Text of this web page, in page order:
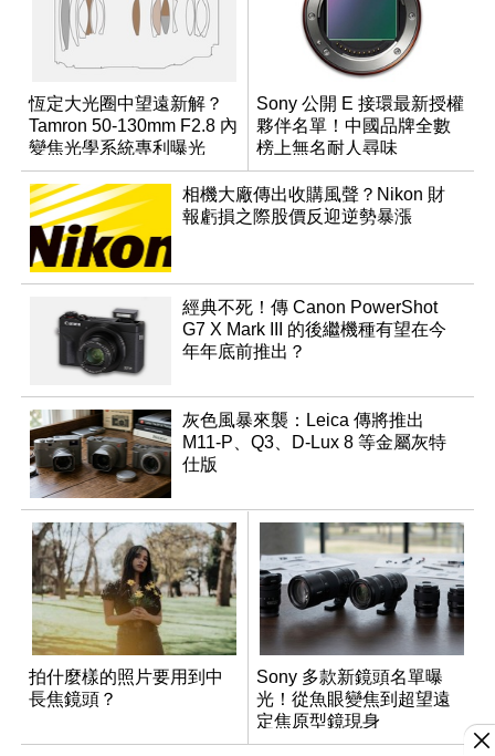
恆定大光圈中望遠新解？
Tamron 50-130mm F2.8 內
變焦光學系統專利曝光
Sony 公開 E 接環最新授權
夥伴名單！中國品牌全數
榜上無名耐人尋味
相機大廠傳出收購風聲？Nikon 財
報虧損之際股價反迎逆勢暴漲
經典不死！傳 Canon PowerShot
G7 X Mark III 的後繼機種有望在今
年年底前推出？
灰色風暴來襲：Leica 傳將推出
M11-P、Q3、D-Lux 8 等金屬灰特
仕版
拍什麼樣的照片要用到中
長焦鏡頭？
Sony 多款新鏡頭名單曝
光！從魚眼變焦到超望遠
定焦原型鏡現身